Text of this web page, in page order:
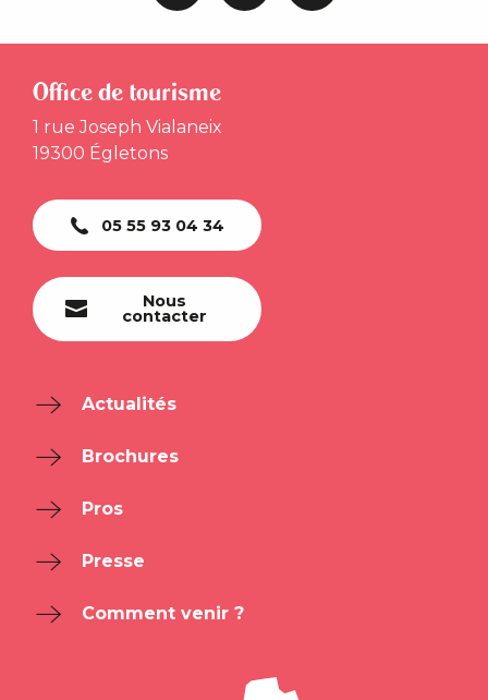
Office de tourisme
1 rue Joseph Vialaneix
19300 Égletons
05 55 93 04 34
Nous
contacter
Actualités
Brochures
Pros
Presse
Comment venir ?